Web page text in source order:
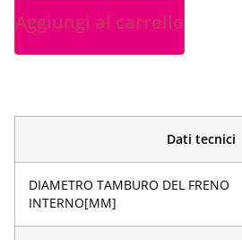
Aggiungi al carrello
Dati tecnici
DIAMETRO TAMBURO DEL FRENO
INTERNO[MM]